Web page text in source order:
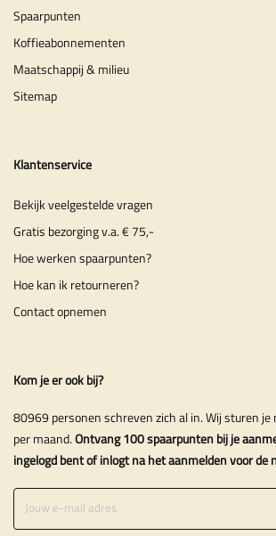
Spaarpunten
Koffieabonnementen
Maatschappij & milieu
Sitemap
Klantenservice
Bekijk veelgestelde vragen
Gratis bezorging v.a. € 75,-
Hoe werken spaarpunten?
Hoe kan ik retourneren?
Contact opnemen
Kom je er ook bij?
80969 personen schreven zich al in. Wij sturen je
per maand.Ontvang 100 spaarpunten bij je
ingelogd bent of inlogt na het aanmelden voor de